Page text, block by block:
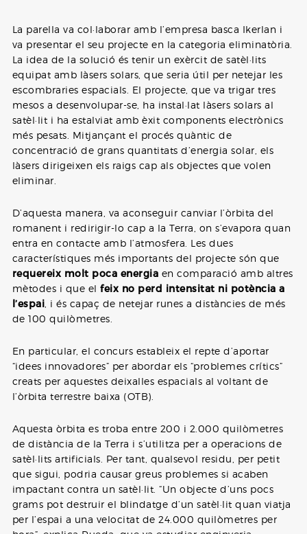
La parella va col·laborar amb l’empresa basca Ikerlan i
va presentar el seu projecte en la categoria eliminatòria.
La idea de la solució és tenir un exèrcit de satèl·lits
equipat amb làsers solars, que seria útil per netejar les
escombraries espacials. El projecte, que va trigar tres
mesos a desenvolupar-se, ha instal·lat làsers solars al
satèl·lit i ha estalviat amb èxit components electrònics
més pesats. Mitjançant el procés quàntic de
concentració de grans quantitats d’energia solar, els
làsers dirigeixen els raigs cap als objectes que volen
eliminar.
D’aquesta manera, va aconseguir canviar l’òrbita del
romanent i redirigir-lo cap a la Terra, on s’evapora quan
entra en contacte amb l’atmosfera. Les dues
característiques més importants del projecte són que
requereix molt poca energia en comparació amb altres
mètodes i que elfeix no perd intensitat ni potència a
l’espai , i és capaç de netejar runes a distàncies de més
de 100 quilòmetres.
En particular, el concurs estableix el repte d’aportar
“idees innovadores” per abordar els “problemes crítics”
creats per aquestes deixalles espacials al voltant de
l’òrbita terrestre baixa (OTB).
Aquesta òrbita es troba entre 200 i 2.000 quilòmetres
de distància de la Terra i s’utilitza per a operacions de
satèl·lits artificials. Per tant, qualsevol residu, per petit
que sigui, podria causar greus problemes si acaben
impactant contra un satèl·lit. “Un objecte d’uns pocs
grams pot destruir el blindatge d’un satèl·lit quan viatja
per l’espai a una velocitat de 24.000 quilòmetres per